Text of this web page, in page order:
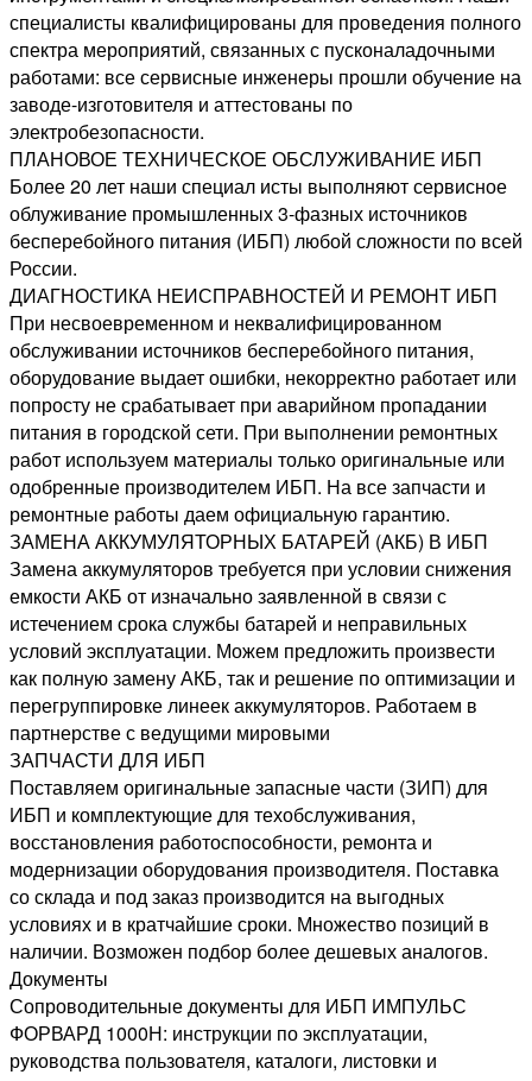
специалисты квалифицированы для проведения полного
спектра мероприятий, связанных с пусконаладочными
работами: все сервисные инженеры прошли обучение на
заводе-изготовителя и аттестованы по
электробезопасности.
ПЛАНОВОЕ ТЕХНИЧЕСКОЕ ОБСЛУЖИВАНИЕ ИБП
Более 20 лет наши специал исты выполняют сервисное
облуживание промышленных 3-фазных источников
бесперебойного питания (ИБП) любой сложности по всей
России.
ДИАГНОСТИКА НЕИСПРАВНОСТЕЙ И РЕМОНТ ИБП
При несвоевременном и неквалифицированном
обслуживании источников бесперебойного питания,
оборудование выдает ошибки, некорректно работает или
попросту не срабатывает при аварийном пропадании
питания в городской сети. При выполнении ремонтных
работ используем материалы только оригинальные или
одобренные производителем ИБП. На все запчасти и
ремонтные работы даем официальную гарантию.
ЗАМЕНА АККУМУЛЯТОРНЫХ БАТАРЕЙ (АКБ) В ИБП
Замена аккумуляторов требуется при условии снижения
емкости АКБ от изначально заявленной в связи с
истечением срока службы батарей и неправильных
условий эксплуатации. Можем предложить произвести
как полную замену АКБ, так и решение по оптимизации и
перегруппировке линеек аккумуляторов. Работаем в
партнерстве с ведущими мировыми
ЗАПЧАСТИ ДЛЯ ИБП
Поставляем оригинальные запасные части (ЗИП) для
ИБП и комплектующие для техобслуживания,
восстановления работоспособности, ремонта и
модернизации оборудования производителя. Поставка
со склада и под заказ производится на выгодных
условиях и в кратчайшие сроки. Множество позиций в
наличии. Возможен подбор более дешевых аналогов.
Документы
Сопроводительные документы для ИБП ИМПУЛЬС
ФОРВАРД 1000Н: инструкции по эксплуатации,
руководства пользователя, каталоги, листовки и